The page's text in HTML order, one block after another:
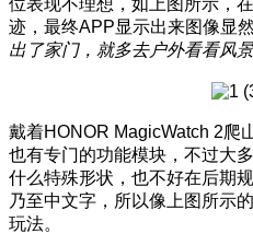
迹，最终APP显示出来图像显
出了家门，就多去户外看看风
戴着HONOR MagicWatch 2爬
也有专门的功能模块，不过大
什么特殊形状，也不好在后期
乃至中文字，所以像上图所示
玩法。